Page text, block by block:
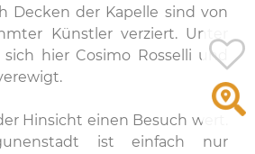
Decken der Kapelle sind von
Künstler verziert. Unter
hier Cosimo Rosselli und
Hinsicht einen Besuch wert.
ist einfach nur